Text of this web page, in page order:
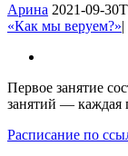
Арина 2021-09-
«Как мы веруем?»|
Первое занятие
занятий — каждая
Расписание по